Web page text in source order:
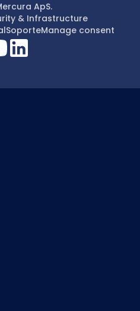
ApS.
& Infrastructure
SoporteManage consent